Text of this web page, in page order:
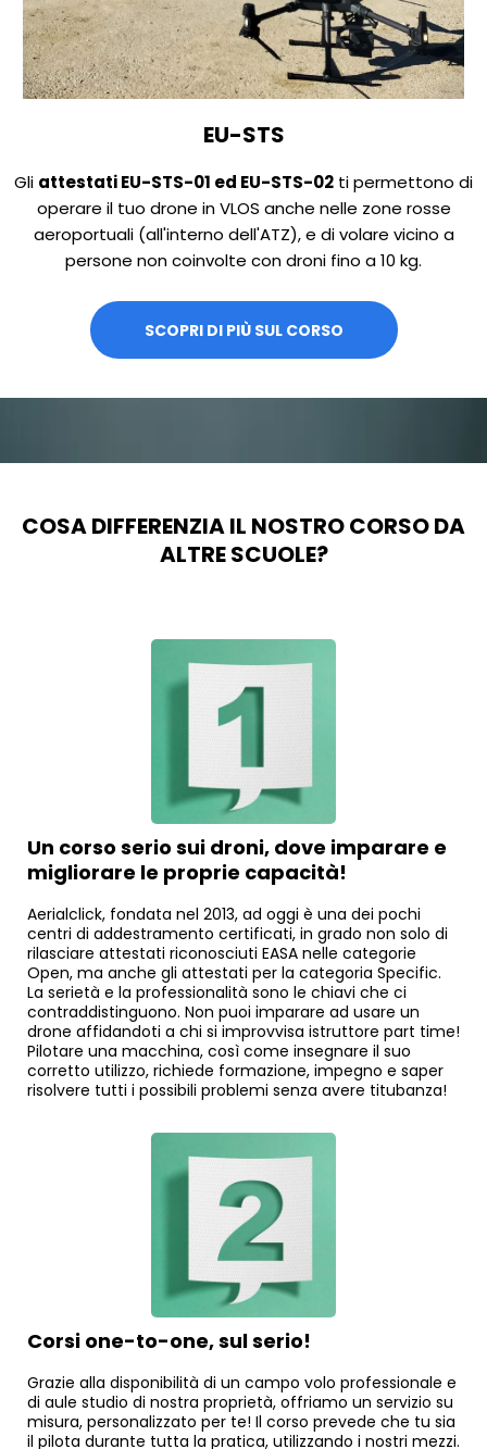
EU-STS
Gli attestati EU-STS-01 ed EU-STS-02 ti permettono di
operare il tuo drone in VLOS anche nelle zone rosse
aeroportuali (all'interno dell'ATZ), e di volare vicino a
persone non coinvolte con droni fino a 10 kg.
SCOPRI DI PIÙ SUL CORSO
COSA DIFFERENZIA IL NOSTRO CORSO DA
ALTRE SCUOLE?
Un corso serio sui droni, dove imparare e
migliorare le proprie capacità!
Aerialclick, fondata nel 2013, ad oggi è una dei pochi
centri di addestramento certificati, in grado non solo di
rilasciare attestati riconosciuti EASA nelle categorie
Open, ma anche gli attestati per la categoria Specific.
La serietà e la professionalità sono le chiavi che ci
contraddistinguono. Non puoi imparare ad usare un
drone affidandoti a chi si improvvisa istruttore part time!
Pilotare una macchina, così come insegnare il suo
corretto utilizzo, richiede formazione, impegno e saper
risolvere tutti i possibili problemi senza avere titubanza!
Corsi one-to-one, sul serio!
Grazie alla disponibilità di un campo volo professionale e
di aule studio di nostra proprietà, offriamo un servizio su
misura, personalizzato per te! Il corso prevede che tu sia
il pilota durante tutta la pratica, utilizzando i nostri mezzi.